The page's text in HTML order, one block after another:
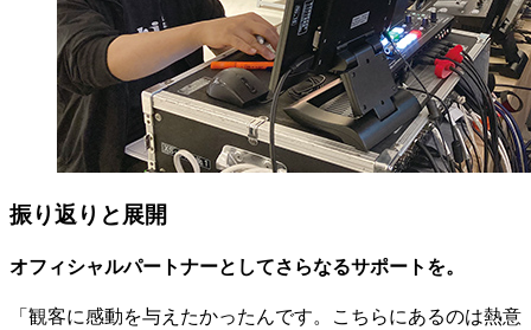
振り返りと展開
オフィシャルパートナーとしてさらなるサポートを。
「観客に感動を与えたかったんです。こちらにあるのは熱意